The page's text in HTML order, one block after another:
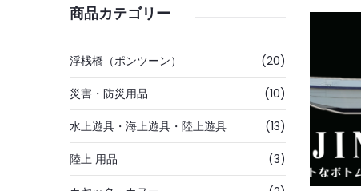
商品カテゴリー
浮桟橋（ポンツーン） (20)
災害・防災用品 (10)
水上遊具・海上遊具・陸上遊具 (13)
陸上 用品 (3)